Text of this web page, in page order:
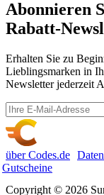
Abonnieren
Rabatt-
Erhalten Sie zu
Lieblingsmarken in
Newsletter jederzeit
über Codes.de
Gutscheine
Copyright © 2026